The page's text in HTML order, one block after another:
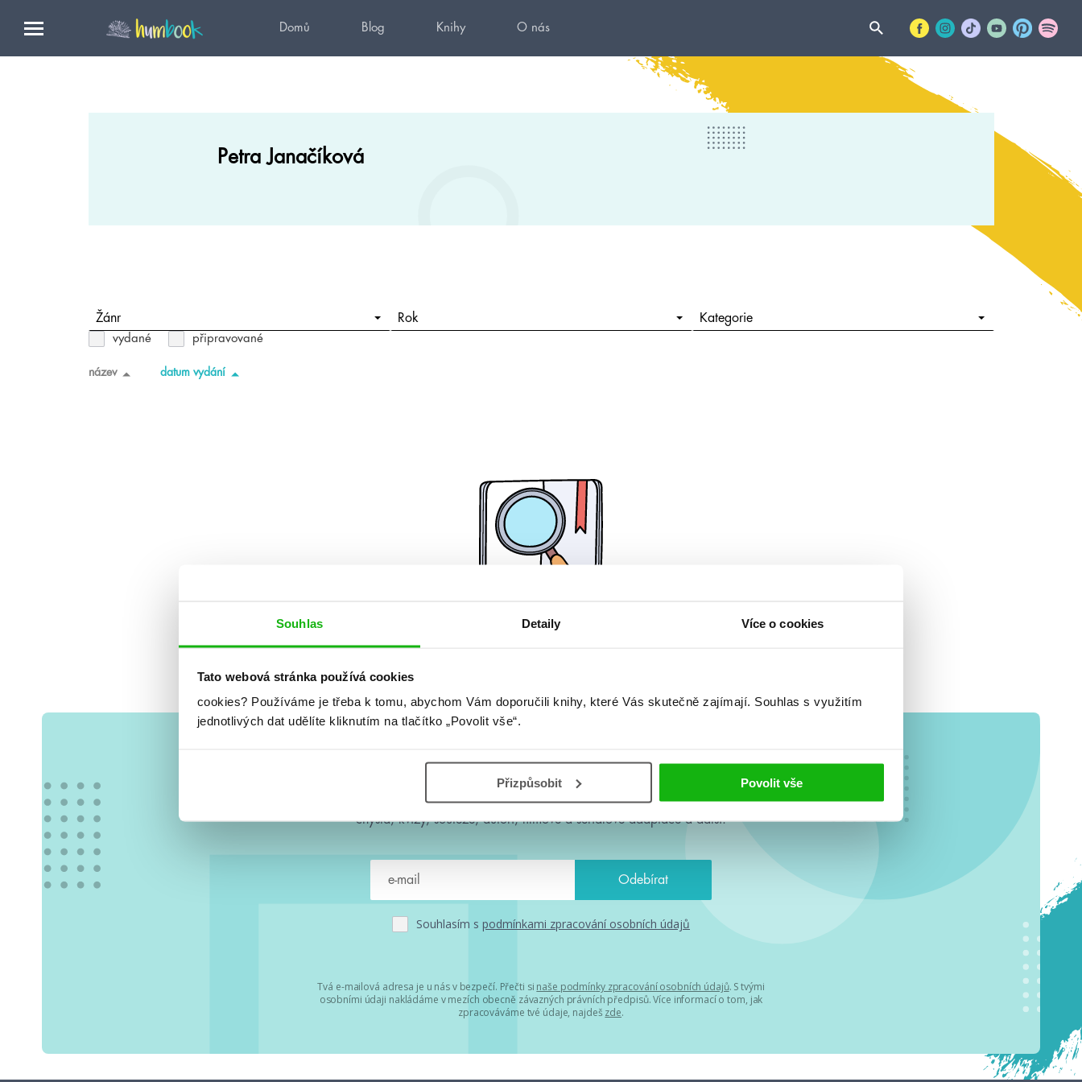
Souhlas Detaily Více o cookies
Tato webová stránka používá cookies
cookies? Používáme je třeba k tomu, abychom Vám doporučili knihy, které Vás skutečně zajímají. Souhlas s využitím
jednotlivých dat udělíte kliknutím na tlačítko „Povolit vše“.
Přizpůsobit Povolit vše
Domů Blog Knihy O nás
Petra Janačíková
Žánr Rok Kategorie
vydané připravované
název datum vydání
#HumbookNews
Vše kolem #youngadult každý měsíc rovnou do mailu! Nové knihy, co se
chystá, kvízy, soutěže, autoři, filmové a seriálové adaptace a další.
Souhlasím s podmínkami zpracování osobních údajů
Tvá e-mailová adresa je u nás v bezpečí. Přečti si naše podmínky zpracování osobních údajů. S tvými
osobními údaji nakládáme v mezích obecně závazných právních předpisů. Více informací o tom, jak
zpracováváme tvé údaje, najdeš zde.